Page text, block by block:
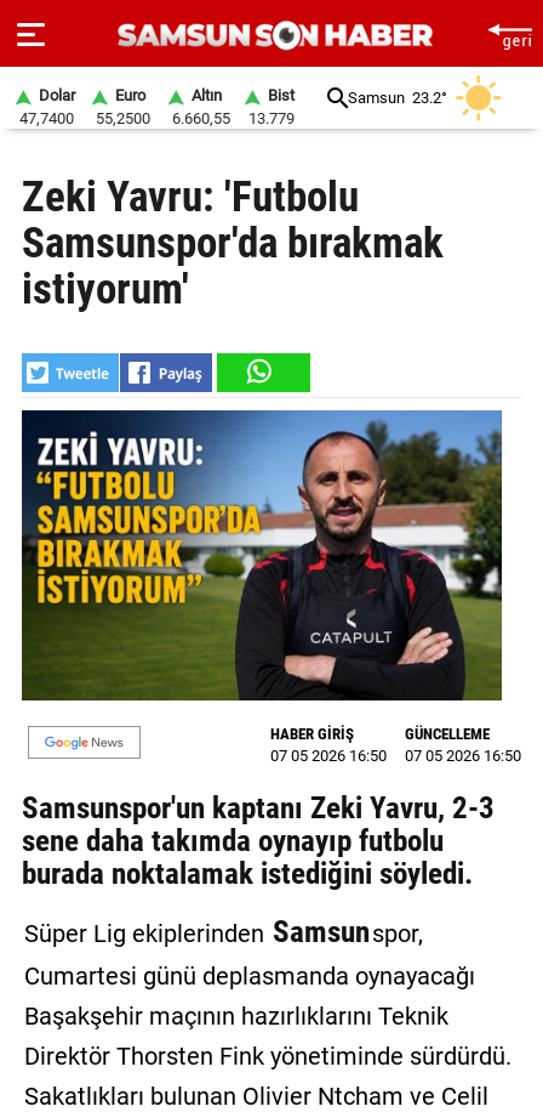
SAYFA
SAMSUN
HABER
GÜNDEM
SİYASET
EKONOMİ
DÜNYA
MAGAZİN
VİDEO
YAZARLAR
ULAŞIN
Künye
İletişim
Gizlilik
Politikası
Dolar
47,7400
Euro
55,2500
Altın
6.660,55
Bist
13.779
Samsun 23.2°
Zeki Yavru: 'Futbolu
Samsunspor'da bırakmak
istiyorum'
HABER GİRİŞ
07 05 2026 16:50
GÜNCELLEME
07 05 2026 16:50
Samsunspor'un kaptanı Zeki Yavru, 2-3
sene daha takımda oynayıp futbolu
burada noktalamak istediğini söyledi.
Süper Lig ekiplerinden Samsunspor,
Cumartesi günü deplasmanda oynayacağı
Başakşehir maçının hazırlıklarını Teknik
Direktör Thorsten Fink yönetiminde sürdürdü.
Sakatlıkları bulunan Olivier Ntcham ve Celil